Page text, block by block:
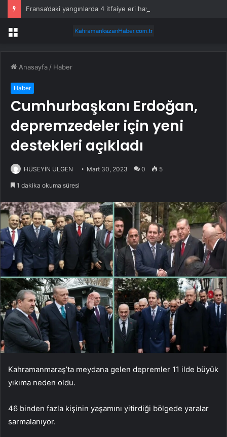
Fransa’daki yangınlarda 4 itfaiye eri hayatını kaybetti
Menü
Anasayfa / Haber
Haber
Cumhurbaşkanı Erdoğan,
depremzedeler için yeni
destekleri açıkladı
HÜSEYİN ÜLGEN Mart 30, 2023 0 5
1 dakika okuma süresi
Kahramanmaraş’ta meydana gelen depremler 11 ilde büyük
yıkıma neden oldu.
46 binden fazla kişinin yaşamını yitirdiği bölgede yaralar
sarmalanıyor.